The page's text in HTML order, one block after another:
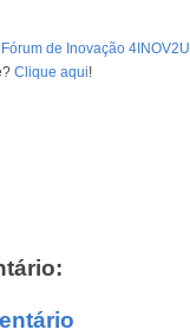
Fórum de Inovação 4INOV2U
Clique aqui!